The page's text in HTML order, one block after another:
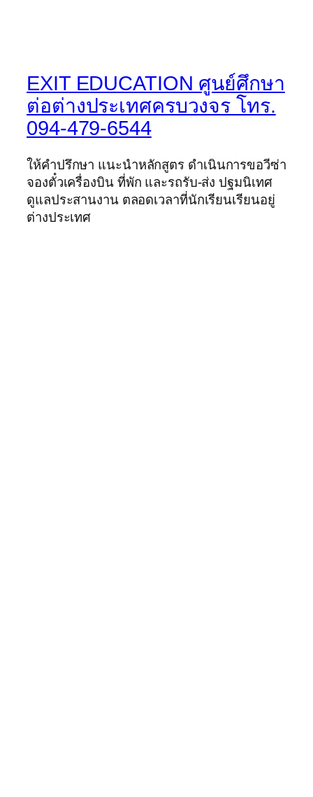
EXIT EDUCATION ศูนย์ศึกษา
ต่อต่างประเทศครบวงจร โทร.
094-479-6544
ให้คำปรึกษา แนะนำหลักสูตร ดำเนินการขอวีซ่า
จองตั๋วเครื่องบิน ที่พัก และรถรับ-ส่ง ปฐมนิเทศ
ดูแลประสานงาน ตลอดเวลาที่นักเรียนเรียนอยู่
ต่างประเทศ